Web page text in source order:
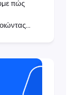
πώς